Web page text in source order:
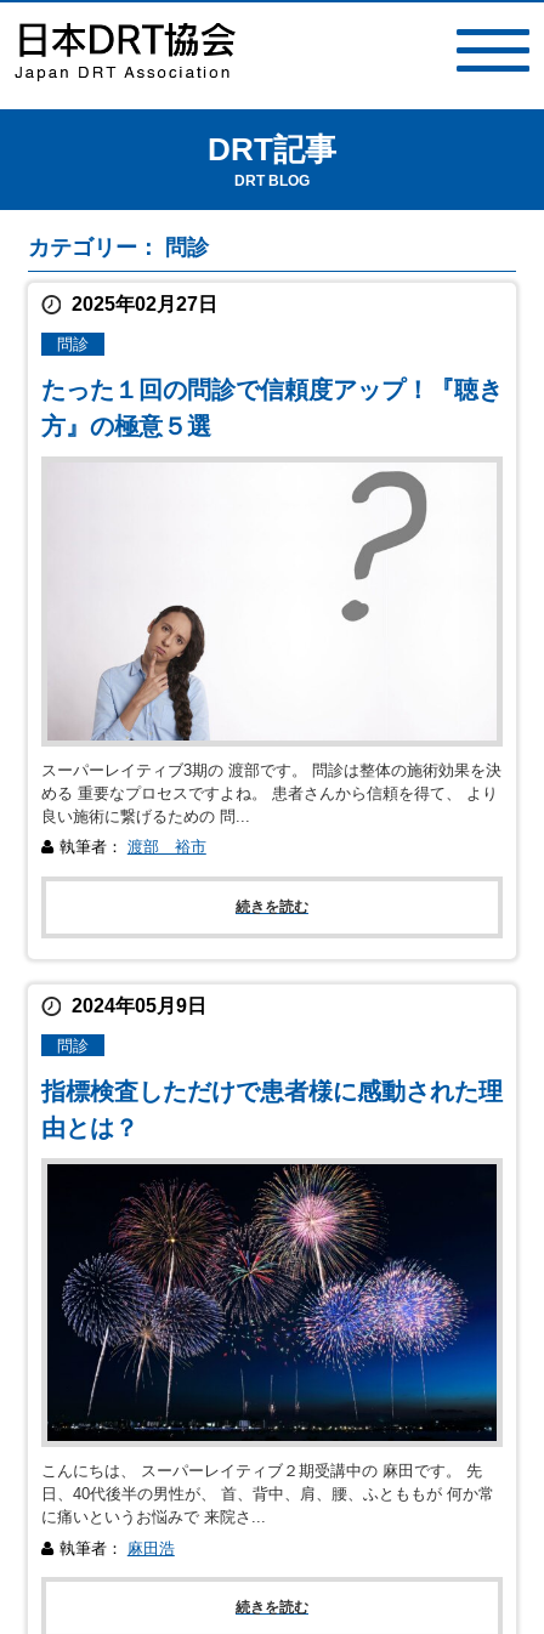
DRT記事
DRT BLOG
カテゴリー： 問診
2025年02月27日
問診
たった１回の問診で信頼度アップ！『聴き
方』の極意５選
スーパーレイティブ3期の 渡部です。 問診は整体の施術効果を決
める 重要なプロセスですよね。 患者さんから信頼を得て、 より
良い施術に繋げるための 問...
執筆者： 渡部 裕市
続きを読む
2024年05月9日
問診
指標検査しただけで患者様に感動された理
由とは？
こんにちは、 スーパーレイティブ２期受講中の 麻田です。 先
日、40代後半の男性が、 首、背中、肩、腰、ふとももが 何か常
に痛いというお悩みで 来院さ...
執筆者： 麻田浩
続きを読む